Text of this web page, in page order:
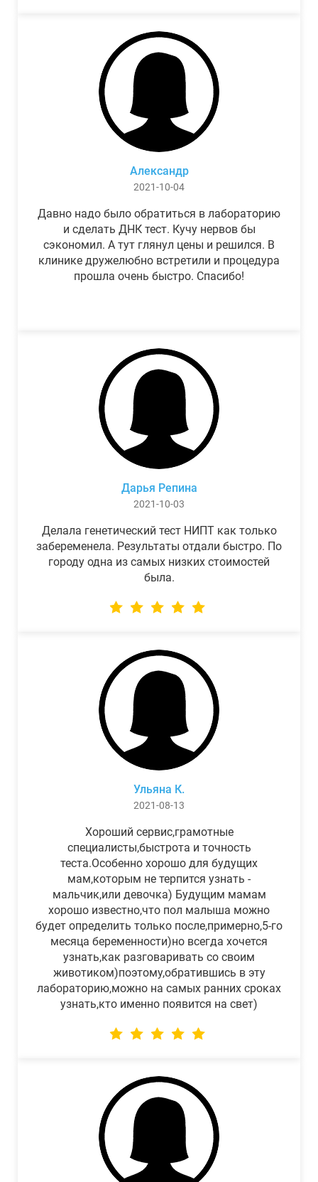
Александр
2021-10-04
Давно надо было обратиться в лабораторию
и сделать ДНК тест. Кучу нервов бы
сэкономил. А тут глянул цены и решился. В
клинике дружелюбно встретили и процедура
прошла очень быстро. Спасибо!
Дарья Репина
2021-10-03
Делала генетический тест НИПТ как только
забеременела. Результаты отдали быстро. По
городу одна из самых низких стоимостей
была.
Ульяна К.
2021-08-13
Хороший сервис,грамотные
специалисты,быстрота и точность
теста.Особенно хорошо для будущих
мам,которым не терпится узнать -
мальчик,или девочка) Будущим мамам
хорошо известно,что пол малыша можно
будет определить только после,примерно,5-го
месяца беременности)но всегда хочется
узнать,как разговаривать со своим
животиком)поэтому,обратившись в эту
лабораторию,можно на самых ранних сроках
узнать,кто именно появится на свет)